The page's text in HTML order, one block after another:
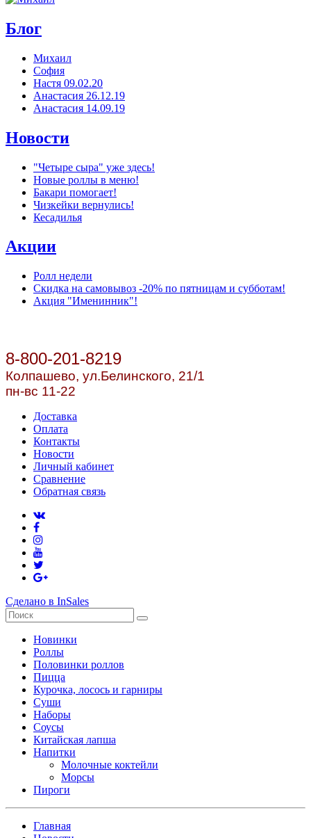
Блог
Михаил
София
Настя 09.02.20
Анастасия 26.12.19
Анастасия 14.09.19
Новости
"Четыре сыра" уже здесь!
Новые роллы в меню!
Бакари помогает!
Чизкейки вернулись!
Кесадилья
Акции
Ролл недели
Скидка на самовывоз -20% по пятницам и субботам!
Акция "Именинник"!
8-800-201-8219
Колпашево, ул.Белинского, 21/1
пн-вс 11-22
Доставка
Оплата
Контакты
Новости
Личный кабинет
Сравнение
Обратная связь
Сделано в InSales
Новинки
Роллы
Половинки роллов
Пицца
Курочка, лосось и гарниры
Суши
Наборы
Соусы
Китайская лапша
Напитки
Молочные коктейли
Морсы
Пироги
Главная